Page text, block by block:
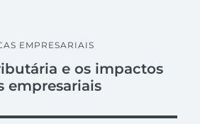
EMPRESARIAIS
e os impactos
empresariais